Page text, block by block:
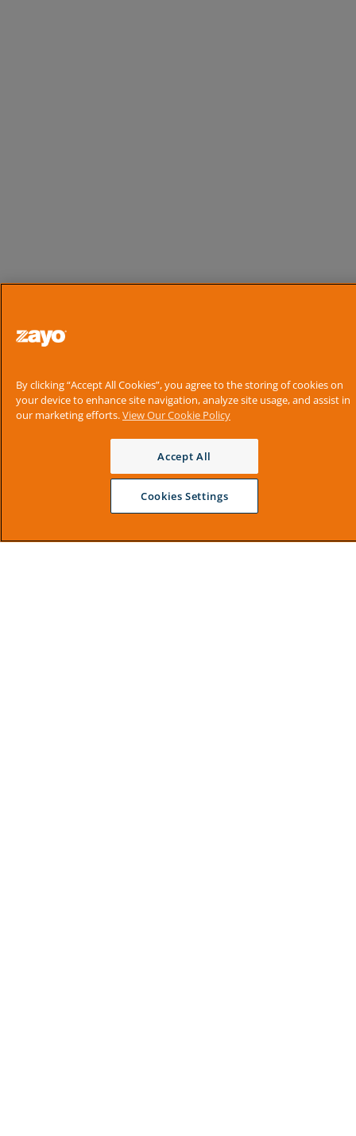
By clicking “Accept All Cookies”, you agree to the storing of cookies on
your device to enhance site navigation, analyze site usage, and assist in
our marketing efforts.View Our Cookie Policy
Accept All
Cookies Settings